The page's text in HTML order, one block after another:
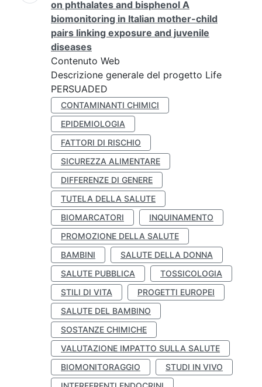
on phthalates and bisphenol A
biomonitoring in Italian mother-child
pairs linking exposure and juvenile
diseases
Contenuto Web
Descrizione generale del progetto Life
PERSUADED
CONTAMINANTI CHIMICI
EPIDEMIOLOGIA
FATTORI DI RISCHIO
SICUREZZA ALIMENTARE
DIFFERENZE DI GENERE
TUTELA DELLA SALUTE
BIOMARCATORI
INQUINAMENTO
PROMOZIONE DELLA SALUTE
BAMBINI
SALUTE DELLA DONNA
SALUTE PUBBLICA
TOSSICOLOGIA
STILI DI VITA
PROGETTI EUROPEI
SALUTE DEL BAMBINO
SOSTANZE CHIMICHE
VALUTAZIONE IMPATTO SULLA SALUTE
BIOMONITORAGGIO
STUDI IN VIVO